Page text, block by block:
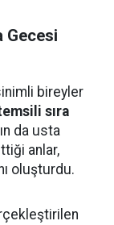
Gecesi
bireyler
sıra
da usta
anlar,
oluşturdu.